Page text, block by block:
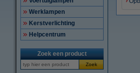
Werklampen
Kerstverlichting
Helpcentrum
Zoek een product
Zoek